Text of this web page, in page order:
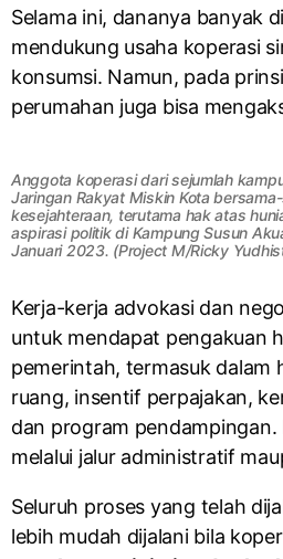
Selama ini, dananya banyak
mendukung usaha koperasi
konsumsi. Namun, pada
perumahan juga bisa
Anggota koperasi dari sejumlah
Jaringan Rakyat Miskin Kota
kesejahteraan, terutama hak atas
aspirasi politik di Kampung Susun
Januari 2023. (Project M/Ricky
Kerja-kerja advokasi dan
untuk mendapat pengakuan
pemerintah, termasuk dalam
ruang, insentif perpajakan,
dan program pendampingan.
melalui jalur administratif
Seluruh proses yang telah
lebih mudah dijalani bila